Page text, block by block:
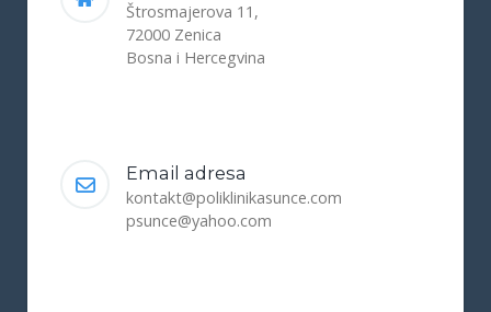
Štrosmajerova 11,
72000 Zenica
Bosna i Hercegvina
Email adresa
kontakt@poliklinikasunce.com
psunce@yahoo.com